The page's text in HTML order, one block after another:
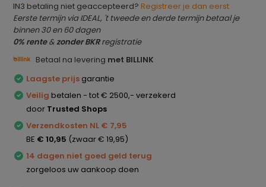
IN3 betaling niet geaccepteerd? Registreer je dan eerst
Eerste termijn via IDEAL, 't tweede en derde termijn betaal je
binnen 30 en 60 dagen
0% rente&zonder BKRregistratie
Betaal na levering met BILLINK
Laagste prijs garantie
Veilig betalen - tot € 2500,- verzekerd
door Trusted Shops
Verzendkosten NL € 7,95
BE € 10,95 (zwaar € 19,95)
14 dagen niet goed geld terug
zorgeloos uw aankoop doen